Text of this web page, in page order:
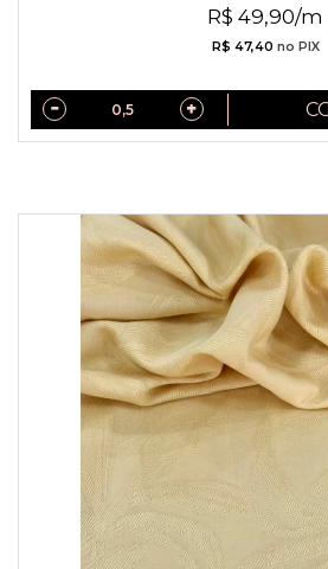
R$ 49,90/m
R$ 47,40 no PIX